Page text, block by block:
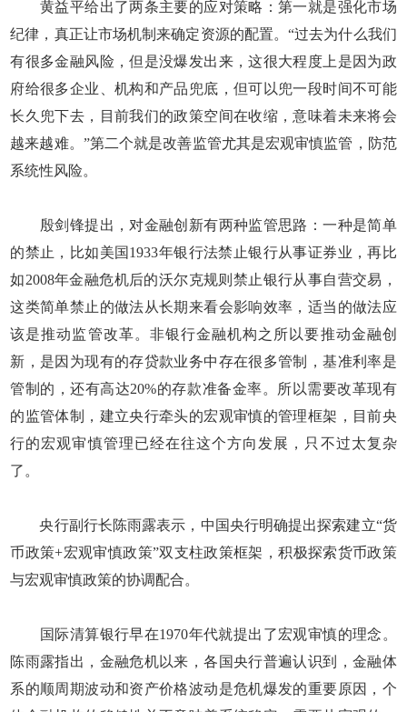
黄益平给出了两条主要的应对策略：第一就是强化市场
纪律，真正让市场机制来确定资源的配置。“过去为什么我们
有很多金融风险，但是没爆发出来，这很大程度上是因为政
府给很多企业、机构和产品兜底，但可以兜一段时间不可能
长久兜下去，目前我们的政策空间在收缩，意味着未来将会
越来越难。”第二个就是改善监管尤其是宏观审慎监管，防范
系统性风险。
殷剑锋提出，对金融创新有两种监管思路：一种是简单
的禁止，比如美国1933年银行法禁止银行从事证券业，再比
如2008年金融危机后的沃尔克规则禁止银行从事自营交易，
这类简单禁止的做法从长期来看会影响效率，适当的做法应
该是推动监管改革。非银行金融机构之所以要推动金融创
新，是因为现有的存贷款业务中存在很多管制，基准利率是
管制的，还有高达20%的存款准备金率。所以需要改革现有
的监管体制，建立央行牵头的宏观审慎的管理框架，目前央
行的宏观审慎管理已经在往这个方向发展，只不过太复杂
了。
央行副行长陈雨露表示，中国央行明确提出探索建立“货
币政策+宏观审慎政策”双支柱政策框架，积极探索货币政策
与宏观审慎政策的协调配合。
国际清算银行早在1970年代就提出了宏观审慎的理念。
陈雨露指出，金融危机以来，各国央行普遍认识到，金融体
系的顺周期波动和资产价格波动是危机爆发的重要原因，个